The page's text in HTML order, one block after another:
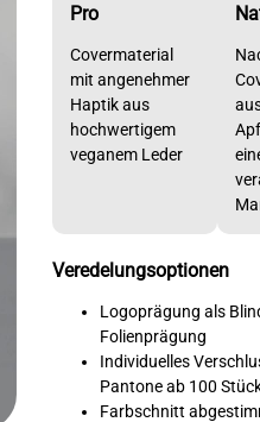
Pro
Covermaterial
mit angenehmer
Haptik aus
hochwertigem
veganem Leder
Veredelungsoptionen
Logoprägung als
Folienprägung
Individuelles
Pantone ab 100
Farbschnitt